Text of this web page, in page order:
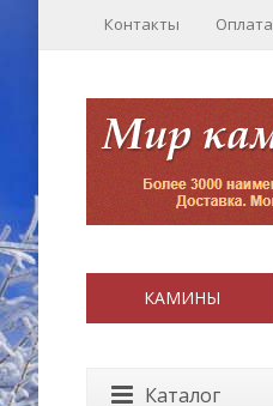
Контакты Оплата
КАМИНЫ
Каталог